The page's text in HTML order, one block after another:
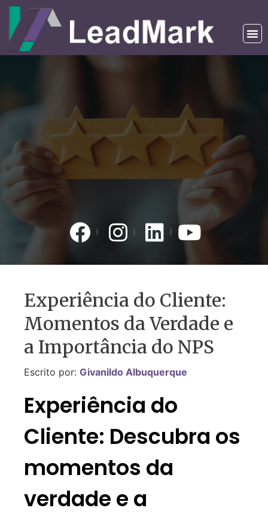
Experiência do Cliente:
Momentos da Verdade e
a Importância do NPS
Escrito por: Givanildo Albuquerque
Experiência do
Cliente: Descubra os
momentos da
verdade e a